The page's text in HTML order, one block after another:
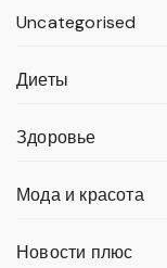
Uncategorised
Диеты
Здоровье
Мода и красота
Новости плюс